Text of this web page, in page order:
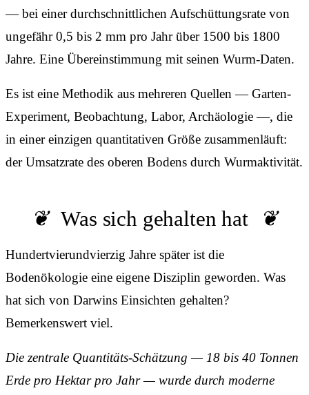
— bei einer durchschnittlichen Aufschüttungsrate von
ungefähr 0,5 bis 2 mm pro Jahr über 1500 bis 1800
Jahre. Eine Übereinstimmung mit seinen Wurm-Daten.
Es ist eine Methodik aus mehreren Quellen — Garten-
Experiment, Beobachtung, Labor, Archäologie —, die
in einer einzigen quantitativen Größe zusammenläuft:
der Umsatzrate des oberen Bodens durch Wurmaktivität.
Was sich gehalten hat
Hundertvierundvierzig Jahre später ist die
Bodenökologie eine eigene Disziplin geworden. Was
hat sich von Darwins Einsichten gehalten?
Bemerkenswert viel.
Die zentrale Quantitäts-Schätzung — 18 bis 40 Tonnen
Erde pro Hektar pro Jahr — wurde durch moderne